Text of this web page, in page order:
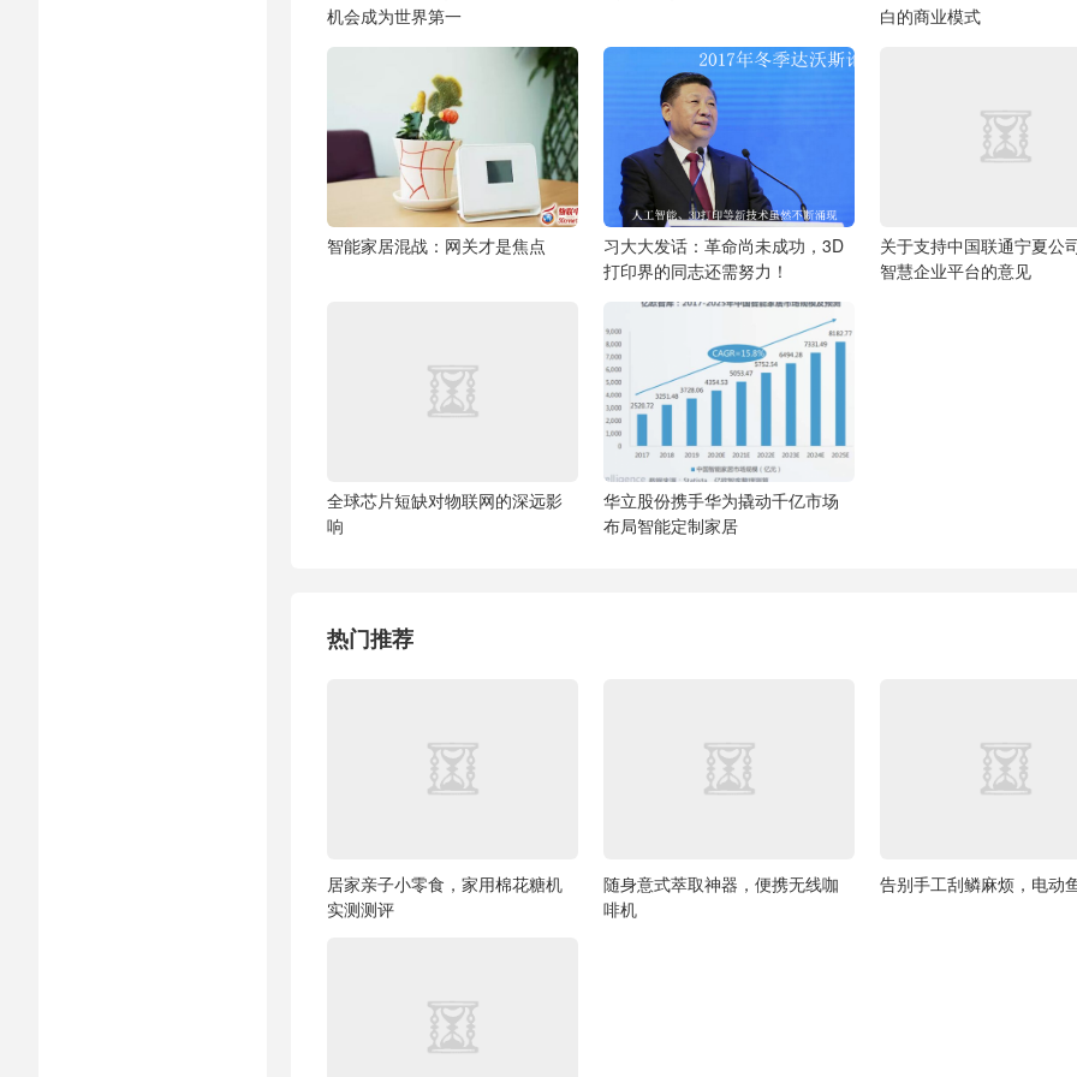
机会成为世界第一
白的商业模式
智能家居混战：网关才是焦点
习大大发话：革命尚未成功，3D
打印界的同志还需努力！
关于支持中国联通宁夏公
智慧企业平台的意见
全球芯片短缺对物联网的深远影
响
华立股份携手华为撬动千亿市场
布局智能定制家居
热门推荐
居家亲子小零食，家用棉花糖机
实测测评
随身意式萃取神器，便携无线咖
啡机
告别手工刮鳞麻烦，电动